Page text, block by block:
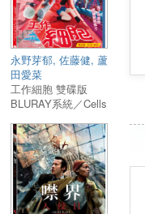
永野芽郁, 佐藤健, 蘆
田愛菜
工作細胞 雙碟版
BLURAY系統／Cells